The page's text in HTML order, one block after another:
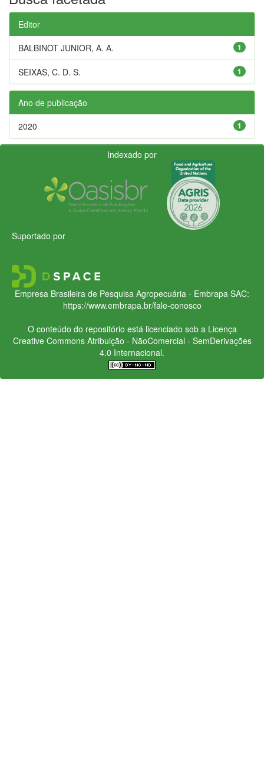
Editor
1
BALBINOT JUNIOR, A. A.
1
SEIXAS, C. D. S.
Ano de publicação
1
2020
Indexado por
Suportado por
Empresa Brasileira de Pesquisa Agropecuária - Embrapa SAC:
https://www.embrapa.br/fale-conosco
O conteúdo do repositório está licenciado sob a Licença
Creative CommonsAtribuição - NãoComercial - SemDerivações
4.0 Internacional.